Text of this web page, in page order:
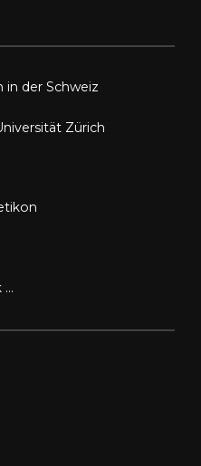
in der Schweiz
Zürich
…